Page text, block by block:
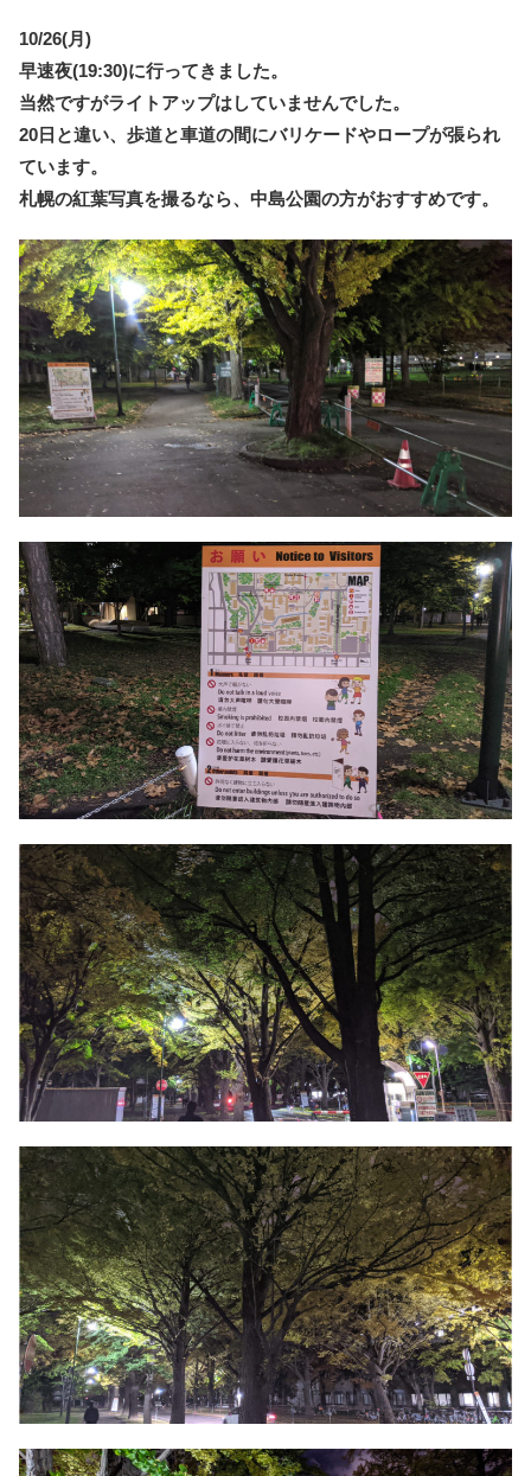
10/26(月)
早速夜(19:30)に行ってきました。
当然ですがライトアップはしていませんでした。
20日と違い、歩道と車道の間にバリケードやロープが張られ
ています。
札幌の紅葉写真を撮るなら、中島公園の方がおすすめです。